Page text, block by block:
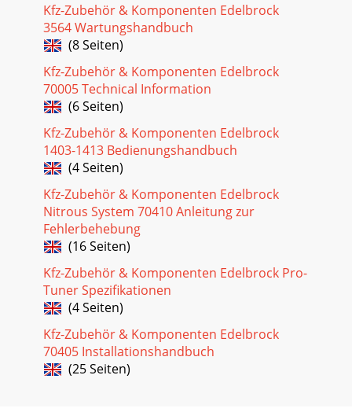
Kfz-Zubehör & Komponenten Edelbrock
3564 Wartungshandbuch
(8 Seiten)
Kfz-Zubehör & Komponenten Edelbrock
70005 Technical Information
(6 Seiten)
Kfz-Zubehör & Komponenten Edelbrock
1403-1413 Bedienungshandbuch
(4 Seiten)
Kfz-Zubehör & Komponenten Edelbrock
Nitrous System 70410 Anleitung zur
Fehlerbehebung
(16 Seiten)
Kfz-Zubehör & Komponenten Edelbrock Pro-
Tuner Spezifikationen
(4 Seiten)
Kfz-Zubehör & Komponenten Edelbrock
70405 Installationshandbuch
(25 Seiten)